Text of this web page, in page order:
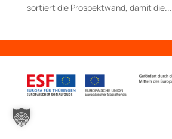
sortiert die Prospektwand, damit die...